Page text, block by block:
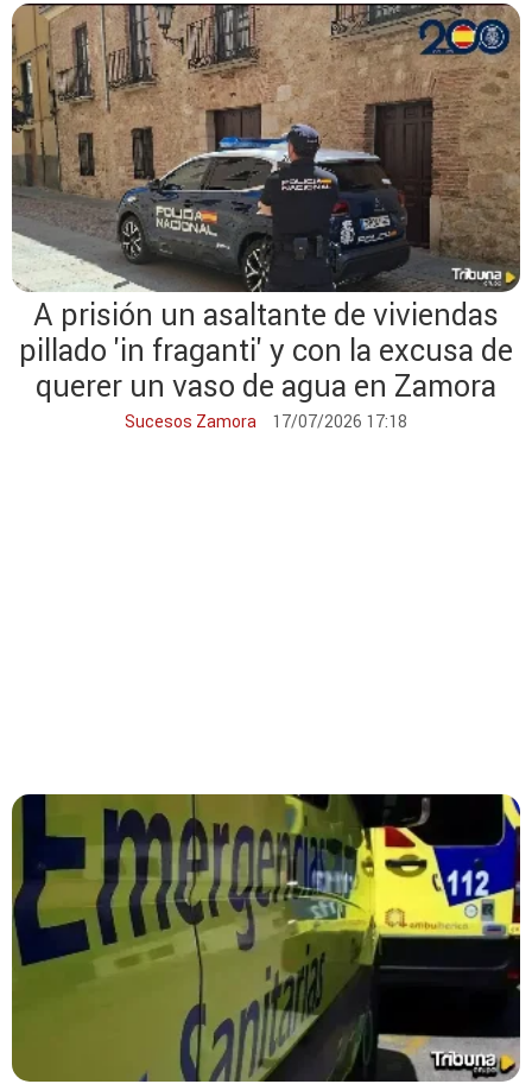
A prisión un asaltante de viviendas
pillado 'in fraganti' y con la excusa de
querer un vaso de agua en Zamora
Sucesos Zamora 17/07/2026 17:18